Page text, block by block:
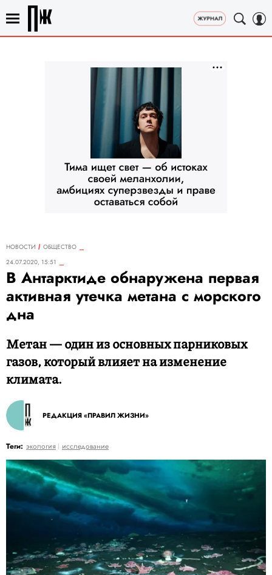
НОВОСТИ
ОБЩЕСТВО
24.07.2020, 15:51
В Антарктиде обнаружена первая
активная утечка метана с морского
дна
Метан — один из основных парниковых
газов, который влияет на изменение
климата.
РЕДАКЦИЯ «ПРАВИЛ ЖИЗНИ»
Теги: экология исследование